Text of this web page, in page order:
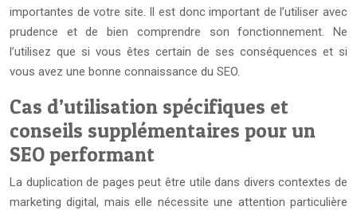
importantes de votre site. Il est donc important de l’utiliser avec
prudence et de bien comprendre son fonctionnement. Ne
l’utilisez que si vous êtes certain de ses conséquences et si
vous avez une bonne connaissance du SEO.
Cas d’utilisation spécifiques et
conseils supplémentaires pour un
SEO performant
La duplication de pages peut être utile dans divers contextes de
marketing digital, mais elle nécessite une attention particulière